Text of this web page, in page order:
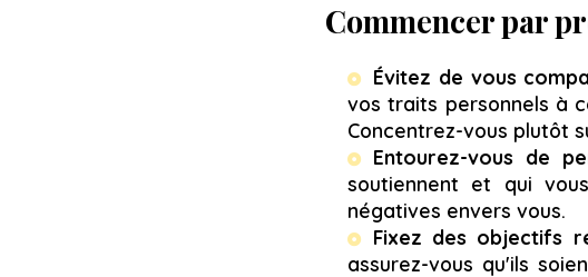
Commencer par
Évitez de vous
vos traits personnels à
Concentrez-vous plutôt
Entourez-vous de
soutiennent et qui
négatives envers vous.
Fixez des objectifs
assurez-vous qu'ils